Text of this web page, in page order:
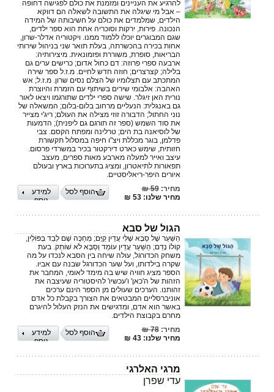
להרגיע את העניינים ומזמנת את כולם לפגישה דחופה
– אבל מי שיגלה את התשובה לשאלה הם דווקא
הילדים, שמלמדים את כולם על חשיבותה של המידה
הנכונה. פירות, ירקות וסוכריה אחת הוא ספר ילדים,
שגם המבוגרים יוכלו ללמוד ממנו. ויקטוריה אדלר-שרון,
אחות בכירה בהכשרתה, בעלת תואר שני בניהול שירותי
הבריאות, סופרת, משוררת ופזמונאית. מיצירותיה:
ארבעה ספרי פרוזה: דם כחול אדום; כרישים ערים גם
בלילה; קצרצרים; חוזה חדש לחיים. מ.ז.ל ספר שירה
המתכתב עם תצלומיו של הצלם נסים שרון. מ.ז.ל; אש
האהבה: אלבומי שירים בשיתוף עם הזמרת והיוצרת
נורית האן זיגלר. שישה ספרי ילדים שתורגמו ויצאו לאור
גם באנגלית: הנעליים מרחוב בלום-בלום; המשאלה של
נוני החתול; הדבורה זוזי מצילה את העולם; ריג'י מצייר
את סוד השמש (ספר זה תורגם גם ליפנית); הדמעות
של לוסיאנה בת הים; טרלינה ומפתח הקסם. צבי
פדלמן, בוגר מכללת ויצ"ו חיפה במסלול תקשורת
חזותית, שימש כארט דירקטור בכיר במשרדי פרסום.
עיצב ואייר למעלה מארבע מאות ספרים, מעצב
תפאורות לתיאטרון, ומציג בתערוכות בארץ ובעולם
איורים היפר-ריאליסטיים.
מחיר:59 ₪
מחיר שלנו: 53 ₪
למידע
נוסף
הוסף לסל
הגול של סבא
הַשַּׁעַר שֶׁל סַבָּא שֶׁלִּי עֲדַיִן קַיָּם; מְחַכָּה שָׁם לְבַד בְּפּוֹלִין,
קוֹלוֹ נָדַם; הַשַּׁעַר עֲדַיִן עוֹמֵד וְסַבָּא לֹא שׁוֹתֵק. בעת
משחק הכדורגל, עולה שיחה בין הסבא לנכדו על מה
שקרה בילדותו, ועל שער הכדורגל שבנה עם אביו.
הספר מציג חוויה שיש בה מימד לאומי, המחבר את
הזהות של ה'כאן' ו'עכשיו' להיסטוריה שעיצבה את
זהותנו. הערכים שעולים מן הספר הינם ערכים
אוניברסליים המבטאים את הצורך בקבלת כל אדם
באשר הוא אדם, ומדגישים את הנזק העלול להיגרם
מחרם בקבוצת הילדים.
מחיר:78 ₪
מחיר שלנו: 43 ₪
למידע
נוסף
הוסף לסל
מרגי האלרגי
עדי שפרן